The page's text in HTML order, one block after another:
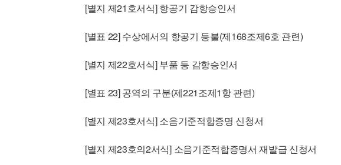
[별지 제21호서식] 항공기 감항승인서
[별표 22] 수상에서의 항공기 등불(제168조제6호 관련)
[별지 제22호서식] 부품 등 감항승인서
[별표 23] 공역의 구분(제221조제1항 관련)
[별지 제23호서식] 소음기준적합증명 신청서
[별지 제23호의2서식] 소음기준적합증명서 재발급 신청서